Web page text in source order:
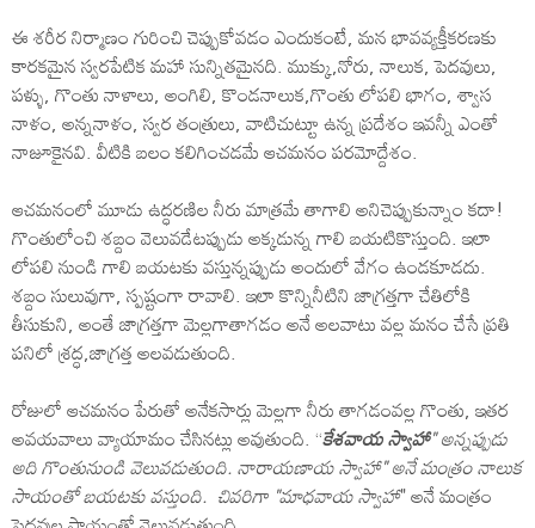
ఈ శరీర నిర్మాణం గురించి చెప్పుకోవడం ఎందుకంటే, మన భావవ్యక్తీకరణకు
కారకమైన స్వరపేటిక మహా సున్నితమైనది. ముక్కు,నోరు, నాలుక, పెదవులు,
పళ్ళు, గొంతు నాళాలు, అంగిలి, కొండనాలుక,గొంతు లోపలి భాగం, శ్వాస
నాళం, అన్ననాళం, స్వర తంత్రులు, వాటిచుట్టూ ఉన్న ప్రదేశం ఇవన్నీ ఎంతో
నాజూకైనవి. వీటికి బలం కలిగించడమే ఆచమనం పరమోద్దేశం.
ఆచమనంలో మూడు ఉద్ధరణిల నీరు మాత్రమే తాగాలి అనిచెప్పుకున్నాం కదా!
గొంతులోంచి శబ్దం వెలువడేటప్పుడు అక్కడున్న గాలి బయటికొస్తుంది. ఇలా
లోపలి నుండి గాలి బయటకు వస్తున్నప్పుడు అందులో వేగం ఉండకూడదు.
శబ్దం సులువుగా, స్పష్టంగా రావాలి. ఇలా కొన్నినీటిని జాగ్రత్తగా చేతిలోకి
తీసుకుని, అంతే జాగ్రత్తగా మెల్లగాతాగడం అనే అలవాటు వల్ల మనం చేసే ప్రతి
పనిలో శ్రద్ధ,జాగ్రత్త అలవడుతుంది.
రోజులో ఆచమనం పేరుతో అనేకసార్లు మెల్లగా నీరు తాగడంవల్ల గొంతు, ఇతర
అవయవాలు వ్యాయామం చేసినట్లు అవుతుంది. “కేశవాయ స్వాహా" అన్నప్పుడు
అది గొంతునుండి వెలువడుతుంది. నారాయణాయ స్వాహా" అనే మంత్రం నాలుక
సాయంతో బయటకు వస్తుంది. చివరిగా "మాధవాయ స్వాహా" అనే మంత్రం